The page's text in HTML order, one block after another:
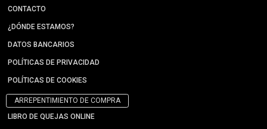
CONTACTO
¿DÓNDE ESTAMOS?
DATOS BANCARIOS
POLÍTICAS DE PRIVACIDAD
POLÍTICAS DE COOKIES
ARREPENTIMIENTO DE COMPRA
LIBRO DE QUEJAS ONLINE